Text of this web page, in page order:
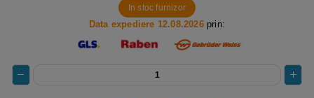
In stoc furnizor
Data expediere 12.08.2026prin: